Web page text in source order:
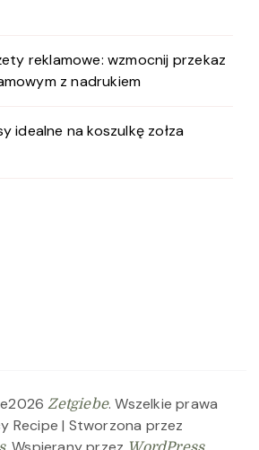
reklamowe: wzmocnij przekaz
z nadrukiem
idealne na koszulkę zołza
Zetgiebe. Wszelkie prawa
Recipe | Stworzona przez